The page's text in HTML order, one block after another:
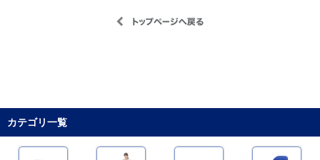
カテゴリ一覧